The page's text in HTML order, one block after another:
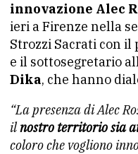
innovazione Alec
ieri a Firenze nella
Strozzi Sacrati con il
e il sottosegretario
Dika, che hanno
“La presenza di Alec
ilnostro territorio sia
coloro che vogliono